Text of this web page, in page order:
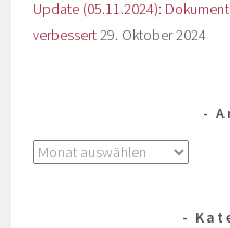
Update (05.11.2024):
verbessert29. Oktober 2024